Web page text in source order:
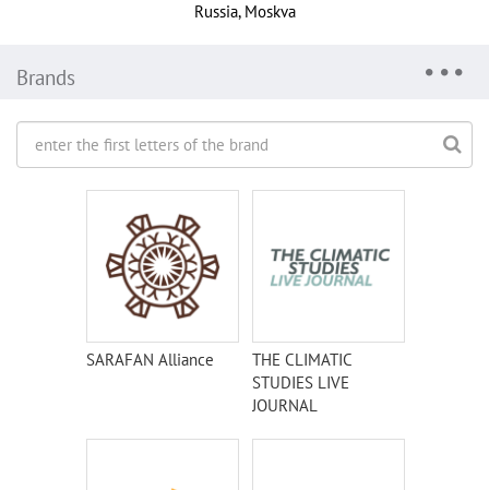
Russia, Moskva
Brands
SARAFAN Alliance
THE CLIMATIC
STUDIES LIVE
JOURNAL